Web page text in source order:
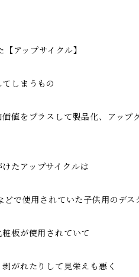
アップサイクル】
しまうもの
値をプラスして製品化、アップ
たアップサイクルは
どで使用されていた子供用のデス
板が使用されていて
がれたりして見栄えも悪く